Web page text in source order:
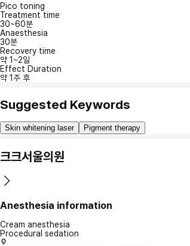
Pico toning
Treatment time
30~60분
Anaesthesia
30분
Recovery time
약 1~2일
Effect Duration
약 1주 후
Suggested Keywords
Skin whitening laser Pigment therapy
크크서울의원
Anesthesia information
Cream anesthesia
Procedural sedation